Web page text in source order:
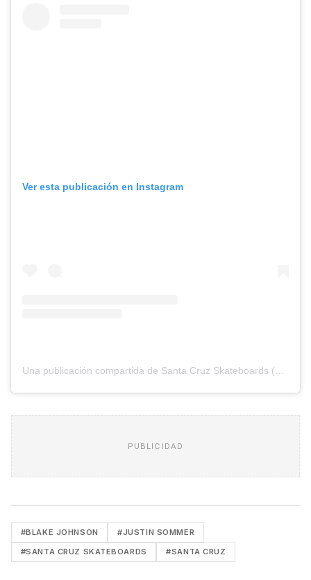
Ver esta publicación en Instagram
PUBLICIDAD
#BLAKE JOHNSON #JUSTIN SOMMER
#SANTA CRUZ SKATEBOARDS #SANTA CRUZ